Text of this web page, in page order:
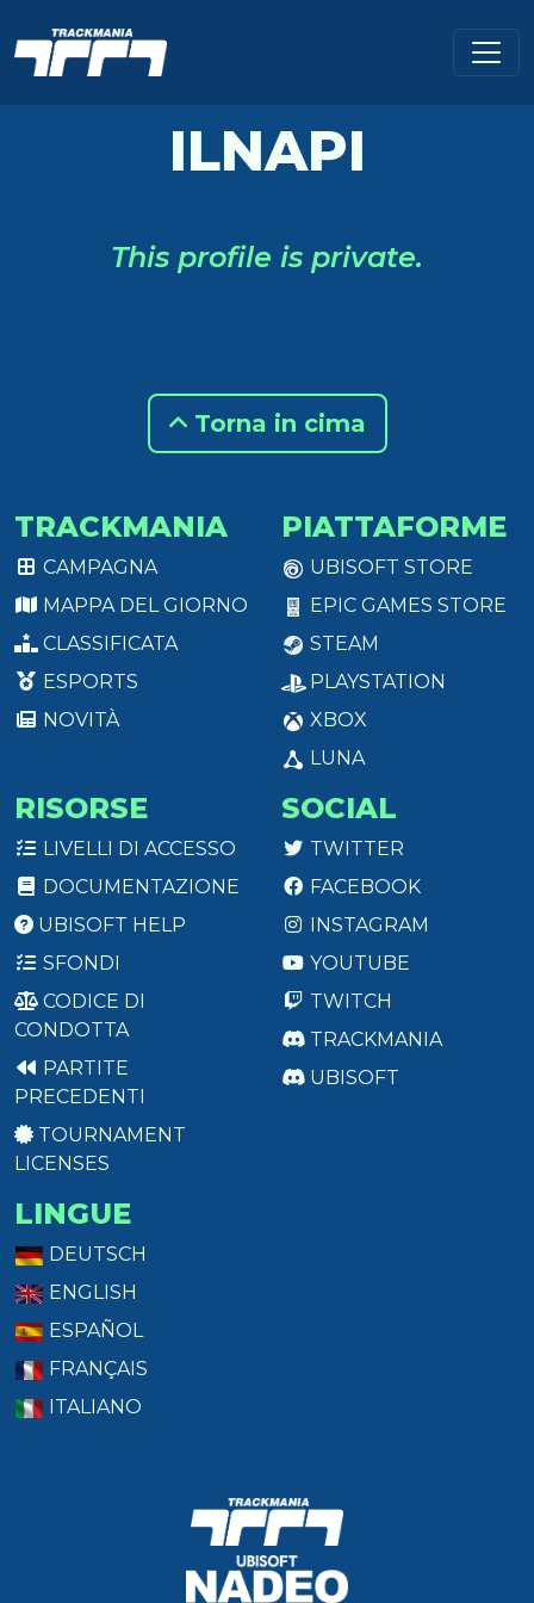
ILNAPI
This profile is private.
Torna in cima
TRACKMANIA
CAMPAGNA
MAPPA DEL GIORNO
CLASSIFICATA
ESPORTS
NOVITÀ
PIATTAFORME
UBISOFT STORE
EPIC GAMES STORE
STEAM
PLAYSTATION
XBOX
LUNA
RISORSE
LIVELLI DI ACCESSO
DOCUMENTAZIONE
UBISOFT HELP
SFONDI
CODICE DI
CONDOTTA
PARTITE
PRECEDENTI
TOURNAMENT
LICENSES
SOCIAL
TWITTER
FACEBOOK
INSTAGRAM
YOUTUBE
TWITCH
TRACKMANIA
UBISOFT
LINGUE
DEUTSCH
ENGLISH
ESPAÑOL
FRANÇAIS
ITALIANO